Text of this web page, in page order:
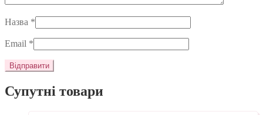
Назва *
Email *
Супутні товари